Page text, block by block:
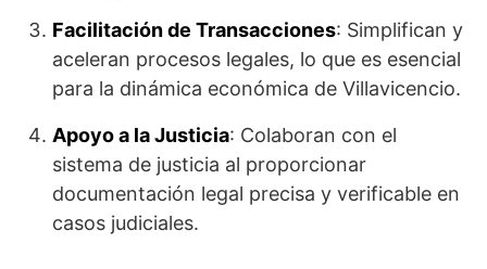
Facilitación de Transacciones: Simplifican y
aceleran procesos legales, lo que es esencial
para la dinámica económica de Villavicencio.
Apoyo a la Justicia: Colaboran con el
sistema de justicia al proporcionar
documentación legal precisa y verificable en
casos judiciales.